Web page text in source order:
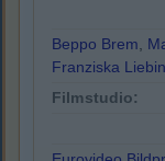
Beppo Brem,
Franziska
Filmstudio: